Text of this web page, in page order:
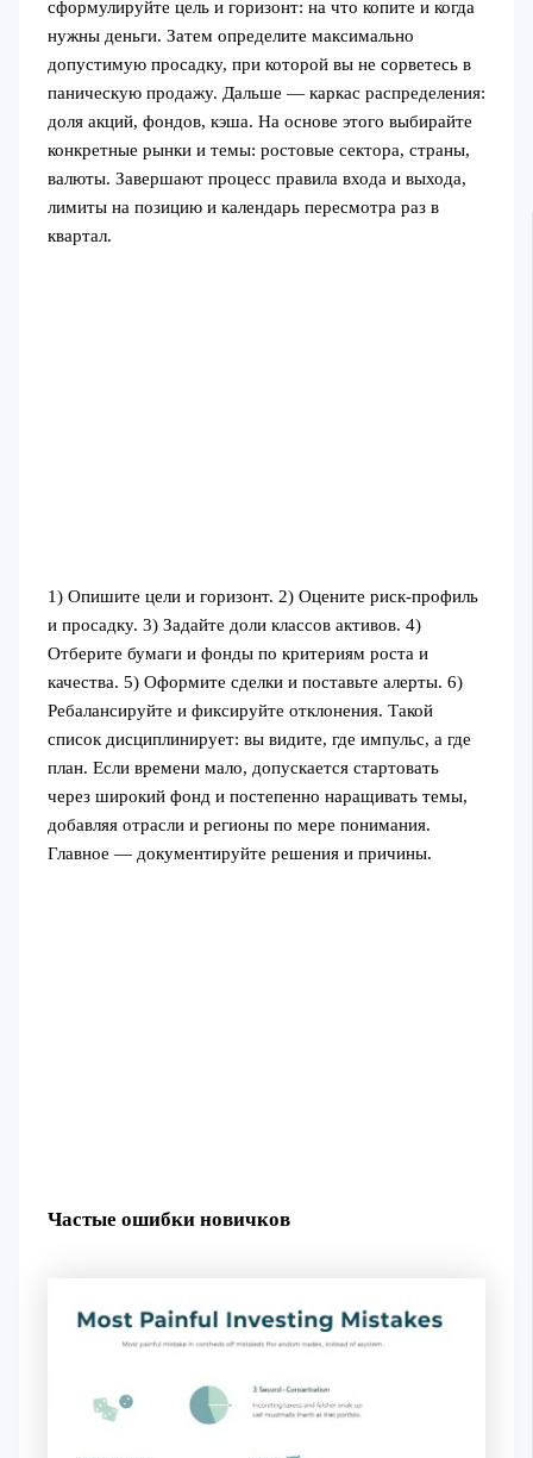
сформулируйте цель и горизонт: на что копите и когда
нужны деньги. Затем определите максимально
допустимую просадку, при которой вы не сорветесь в
паническую продажу. Дальше — каркас распределения:
доля акций, фондов, кэша. На основе этого выбирайте
конкретные рынки и темы: ростовые сектора, страны,
валюты. Завершают процесс правила входа и выхода,
лимиты на позицию и календарь пересмотра раз в
квартал.
1) Опишите цели и горизонт. 2) Оцените риск-профиль
и просадку. 3) Задайте доли классов активов. 4)
Отберите бумаги и фонды по критериям роста и
качества. 5) Оформите сделки и поставьте алерты. 6)
Ребалансируйте и фиксируйте отклонения. Такой
список дисциплинирует: вы видите, где импульс, а где
план. Если времени мало, допускается стартовать
через широкий фонд и постепенно наращивать темы,
добавляя отрасли и регионы по мере понимания.
Главное — документируйте решения и причины.
Частые ошибки новичков